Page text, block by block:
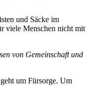
und Säcke im
viele Menschen nicht mit
von Gemeinschaft und
um Fürsorge. Um